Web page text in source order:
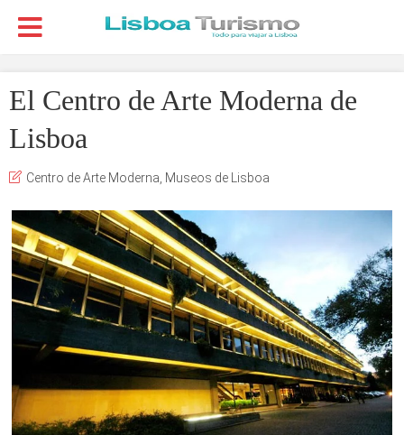
El Centro de Arte Moderna de
Lisboa
Centro de Arte Moderna Museos de Lisboa